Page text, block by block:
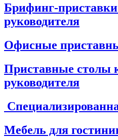
Брифинг-приставки
руководителя
Офисные
Приставные столы
руководителя
Мебель для